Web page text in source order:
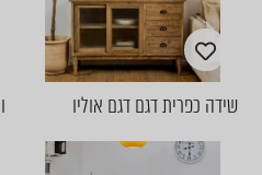
שידה כפרית דגם דגם אוליו